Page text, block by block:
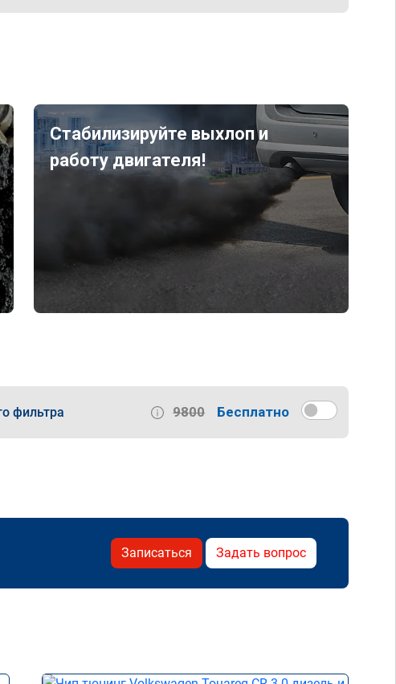
Стабилизируйте выхлоп и
работу двигателя!
фильтра 9800 Бесплатно
Записаться Задать вопрос